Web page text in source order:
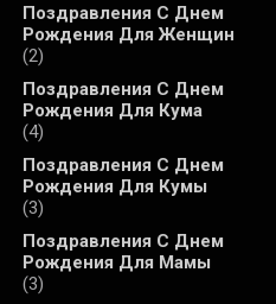
Поздравления С Днем
Рождения Для Женщин
(2)
Поздравления С Днем
Рождения Для Кума
(4)
Поздравления С Днем
Рождения Для Кумы
(3)
Поздравления С Днем
Рождения Для Мамы
(3)